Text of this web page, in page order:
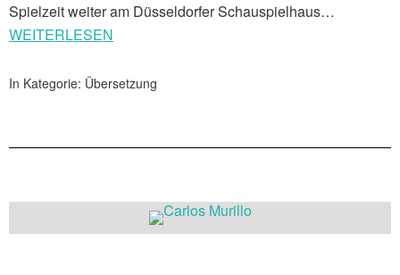
Spielzeit weiter am Düsseldorfer Schauspielhaus…
WEITERLESEN
In Kategorie: Übersetzung